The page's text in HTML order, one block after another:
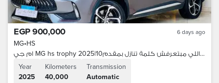
EGP 900,000 6 days ago
MG•HS
ام جي MG hs trophy 2025|أعلي فئه للناس اللي مبتعرفش كلمة تنازل بمقدم10
Year
2025
Kilometers
40,000
Transmission
Automatic